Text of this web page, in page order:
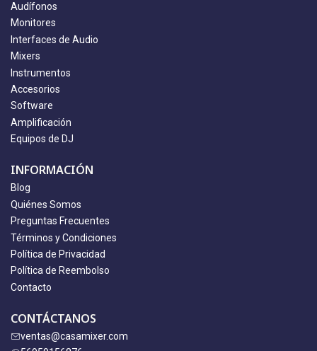
Audífonos
Monitores
Interfaces de Audio
Mixers
Instrumentos
Accesorios
Software
Amplificación
Equipos de DJ
INFORMACIÓN
Blog
Quiénes Somos
Preguntas Frecuentes
Términos y Condiciones
Política de Privacidad
Política de Reembolso
Contacto
CONTÁCTANOS
ventas@casamixer.com